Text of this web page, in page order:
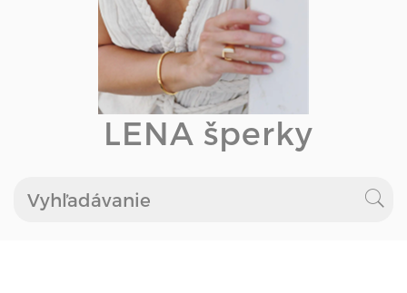
LENA šperky